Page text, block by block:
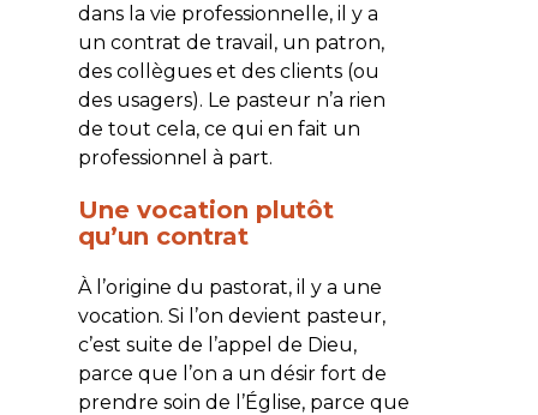
dans la vie professionnelle, il y a
un contrat de travail, un patron,
des collègues et des clients (ou
des usagers). Le pasteur n’a rien
de tout cela, ce qui en fait un
professionnel à part.
Une vocation plutôt
qu’un contrat
À l’origine du pastorat, il y a une
vocation. Si l’on devient pasteur,
c’est suite de l’appel de Dieu,
parce que l’on a un désir fort de
prendre soin de l’Église, parce que